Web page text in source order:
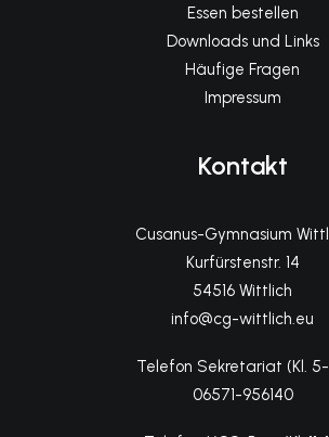
Essen bestellen
Downloads und Links
Häufige Fragen
Impressum
Kontakt
Cusanus-Gymnasium
Kurfürstenstr. 14
54516 Wittlich
info@cg-wittlich.eu
Telefon Sekretariat (Kl. 5-
06571-956140